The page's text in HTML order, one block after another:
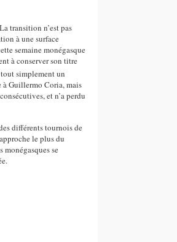
transition n’est pas
à une surface
semaine monégasque
à conserver son titre
simplement un
à Guillermo Coria, mais
et n’a perdu
différents tournois de
le plus du
monégasques se